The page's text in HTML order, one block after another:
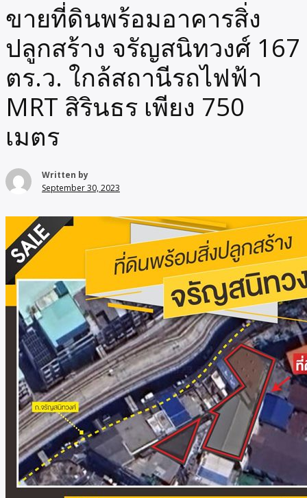
ขายที่ดินพร้อมอาคารสิ่ง
ปลูกสร้าง จรัญสนิทวงศ์ 167
ตร.ว. ใกล้สถานีรถไฟฟ้า
MRT สิรินธร เพียง 750
เมตร
Written by
September 30, 2023